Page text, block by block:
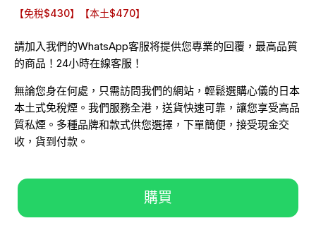
【免稅$430】【本土$470】
請加入我們的WhatsApp客服将提供您專業的回覆，最高品質
的商品！24小時在線客服！
無論您身在何處，只需訪問我們的網站，輕鬆選購心儀的日本
本土式免稅煙。我們服務全港，送貨快速可靠，讓您享受高品
質私煙。多種品牌和款式供您選擇，下單簡便，接受現金交
收，貨到付款。
購買